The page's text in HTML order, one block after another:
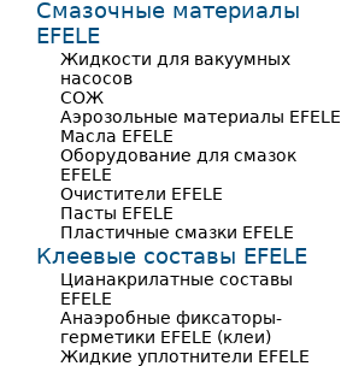
Смазочные материалы
EFELE
Жидкости для вакуумных
насосов
СОЖ
Аэрозольные материалы EFELE
Масла EFELE
Оборудование для смазок
EFELE
Очистители EFELE
Пасты EFELE
Пластичные смазки EFELE
Клеевые составы EFELE
Цианакрилатные составы
EFELE
Анаэробные фиксаторы-
герметики EFELE (клеи)
Жидкие уплотнители EFELE